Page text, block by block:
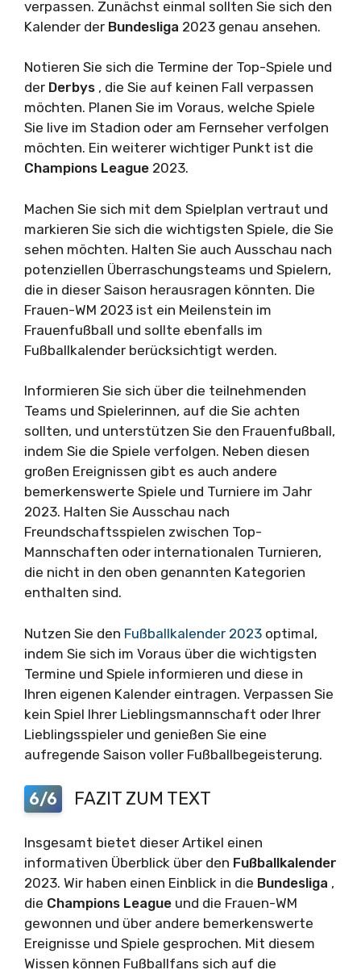
verpassen. Zunächst einmal sollten Sie sich den
Kalender der Bundesliga 2023 genau ansehen.
Notieren Sie sich die Termine der Top-Spiele und
der Derbys , die Sie auf keinen Fall verpassen
möchten. Planen Sie im Voraus, welche Spiele
Sie live im Stadion oder am Fernseher verfolgen
möchten. Ein weiterer wichtiger Punkt ist die
Champions League 2023.
Machen Sie sich mit dem Spielplan vertraut und
markieren Sie sich die wichtigsten Spiele, die Sie
sehen möchten. Halten Sie auch Ausschau nach
potenziellen Überraschungsteams und Spielern,
die in dieser Saison herausragen könnten. Die
Frauen-WM 2023 ist ein Meilenstein im
Frauenfußball und sollte ebenfalls im
Fußballkalender berücksichtigt werden.
Informieren Sie sich über die teilnehmenden
Teams und Spielerinnen, auf die Sie achten
sollten, und unterstützen Sie den Frauenfußball,
indem Sie die Spiele verfolgen. Neben diesen
großen Ereignissen gibt es auch andere
bemerkenswerte Spiele und Turniere im Jahr
2023. Halten Sie Ausschau nach
Freundschaftsspielen zwischen Top-
Mannschaften oder internationalen Turnieren,
die nicht in den oben genannten Kategorien
enthalten sind.
Nutzen Sie den Fußballkalender 2023 optimal,
indem Sie sich im Voraus über die wichtigsten
Termine und Spiele informieren und diese in
Ihren eigenen Kalender eintragen. Verpassen Sie
kein Spiel Ihrer Lieblingsmannschaft oder Ihrer
Lieblingsspieler und genießen Sie eine
aufregende Saison voller Fußballbegeisterung.
6/6 FAZIT ZUM TEXT
Insgesamt bietet dieser Artikel einen
informativen Überblick über den Fußballkalender
2023. Wir haben einen Einblick in die Bundesliga ,
die Champions League und die Frauen-WM
gewonnen und über andere bemerkenswerte
Ereignisse und Spiele gesprochen. Mit diesem
Wissen können Fußballfans sich auf die